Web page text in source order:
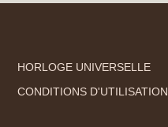
HORLOGE UNIVERSELLE
CONDITIONS D'UTILISATION